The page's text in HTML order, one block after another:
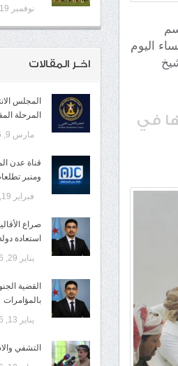
اليوم
في
نوفمبر 19, 2024
اخـر المقالات
المجلس
المرحلة
مارس 9, 2026
قناة عدن
ومنبر
فبراير 19, 2026
صراع
استعادة
يناير 29, 2026
القضية
بالمؤامرات
يناير 13, 2026
التشفي